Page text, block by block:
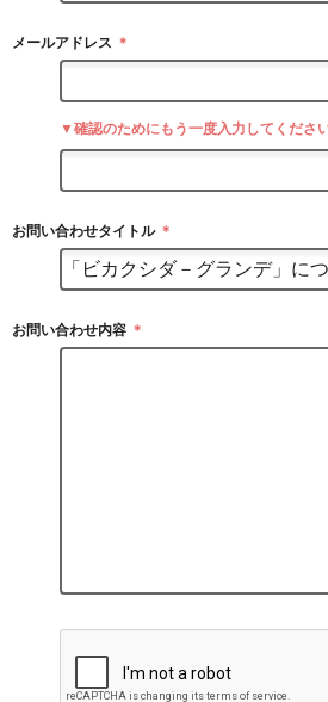
メールアドレス ＊
▼確認のためにもう一度入力してください
お問い合わせタイトル ＊
お問い合わせ内容 ＊